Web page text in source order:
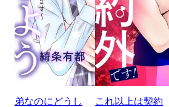
弟なのにどうし
これ以上は契約